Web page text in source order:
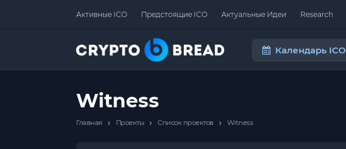
Активные ICO Предстоящие ICO Актуальные Идеи Research
Календарь ICO
Witness
Главная › Проекты › Список проектов › Witness